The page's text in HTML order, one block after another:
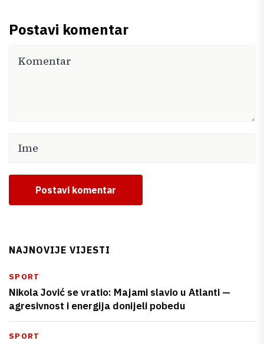
Postavi komentar
Postavi komentar
NAJNOVIJE VIJESTI
SPORT
Nikola Jović se vratio: Majami slavio u Atlanti —
agresivnost i energija donijeli pobedu
SPORT